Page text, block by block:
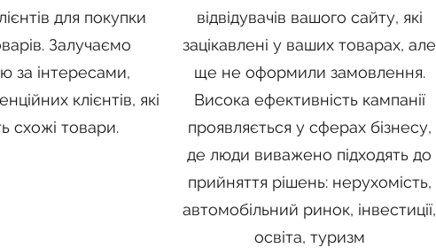
для покупки
Залучаємо
за інтересами,
клієнтів, які
схожі товари.
відвідувачів вашого сайту, які
зацікавлені у ваших товарах, але
ще не оформили замовлення.
Висока ефективність кампанії
проявляється у сферах бізнесу,
де люди виважено підходять до
прийняття рішень: нерухомість,
автомобільний ринок, інвестиції,
освіта, туризм